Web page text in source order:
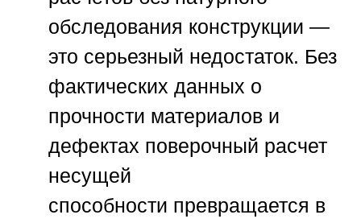
обследования конструкции —
это серьезный недостаток. Без
фактических данных о
прочности материалов и
дефектах поверочный расчет
несущей
способности превращается в